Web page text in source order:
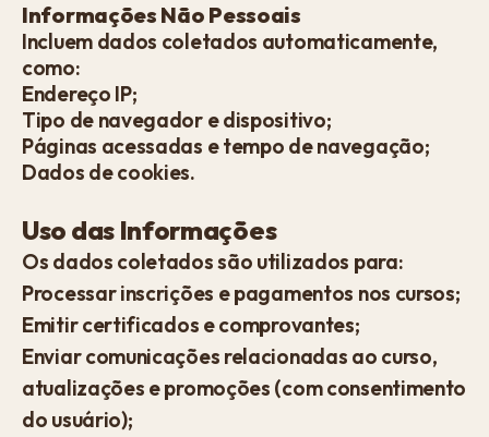
Informações Não Pessoais
Incluem dados coletados automaticamente,
como:
Endereço IP;
Tipo de navegador e dispositivo;
Páginas acessadas e tempo de navegação;
Dados de cookies.
Uso das Informações
Os dados coletados são utilizados para:
Processar inscrições e pagamentos nos cursos;
Emitir certificados e comprovantes;
Enviar comunicações relacionadas ao curso,
atualizações e promoções (com consentimento
do usuário);